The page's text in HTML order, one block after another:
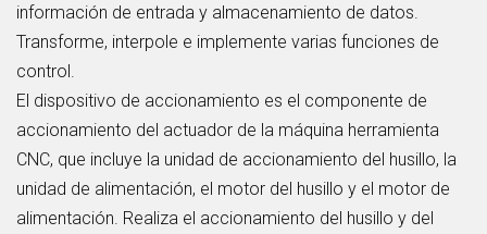
información de entrada y almacenamiento de datos.
Transforme, interpole e implemente varias funciones de
control.
El dispositivo de accionamiento es el componente de
accionamiento del actuador de la máquina herramienta
CNC, que incluye la unidad de accionamiento del husillo, la
unidad de alimentación, el motor del husillo y el motor de
alimentación. Realiza el accionamiento del husillo y del